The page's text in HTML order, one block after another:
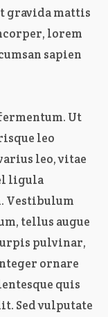
gravida mattis
lorem
sapien
Ut
leo
leo, vitae
ligula
Vestibulum
tellus augue
pulvinar,
ornare
quis
Sed vulputate